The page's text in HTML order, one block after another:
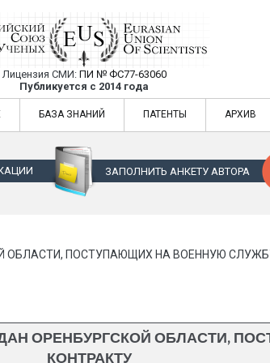
Союз Ученых —
Лицензия СМИ: ПИ № ФС77-63060
Публикуется с 2014 года
— публикация научных статей в
БАЗА ЗНАНИЙ ПАТЕНТЫ АРХИВ
ЗАПОЛНИТЬ АНКЕТУ АВТОРА
ОБЛАСТИ, ПОСТУПАЮЩИХ НА ВОЕННУЮ
ОРЕНБУРГСКОЙ ОБЛАСТИ,